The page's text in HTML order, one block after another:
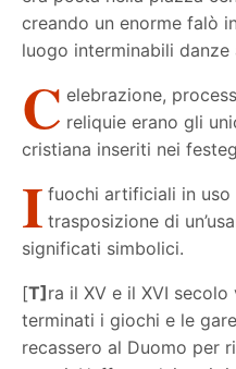
creando un enorme falò
luogo interminabili danze
C elebrazione,
reliquie erano gli
cristiana inseriti nei
I fuochi artificiali in uso
trasposizione di
significati simbolici.
[T]ra il XV e il XVI secolo
terminati i giochi e le
recassero al Duomo per